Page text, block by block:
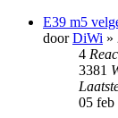
E39 m5
doorDiWi »
4
3381
05 feb